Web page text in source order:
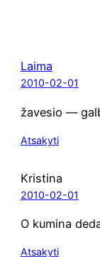
Laima
2010-02-01
žave­sio —
Atsakyti
Kristina
2010-02-01
O kumi­na
Atsakyti